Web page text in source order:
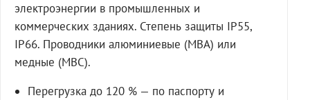
электроэнергии в промышленных и
коммерческих зданиях. Степень защиты IP55,
IP66. Проводники алюминиевые (МВА) или
медные (МВС).
Перегрузка до 120 % — по паспорту и